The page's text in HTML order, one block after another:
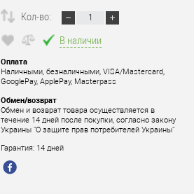
Кол-во:
В наличии
Оплата
Наличными, безналичными, VISA/Mastercard,
GooglePay, ApplePay, Masterpass
Обмен/возврат
Обмен и возврат товара осуществляется в
течение 14 дней после покупки, согласно закону
Украины "О защите прав потребителей Украины"
Гарантия: 14 дней